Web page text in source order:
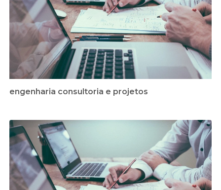
engenharia consultoria e projetos